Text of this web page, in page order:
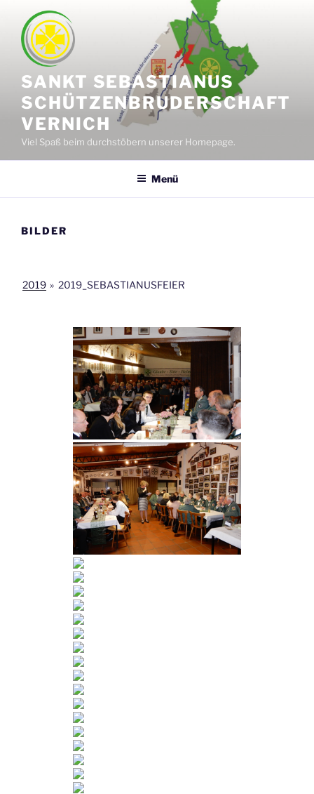
Inhalt
springen
SANKT SEBASTIANUS
SCHÜTZENBRUDERSCHAFT
VERNICH
Viel Spaß beim durchstöbern unserer Homepage.
Menü
BILDER
2019 » 2019_SEBASTIANUSFEIER